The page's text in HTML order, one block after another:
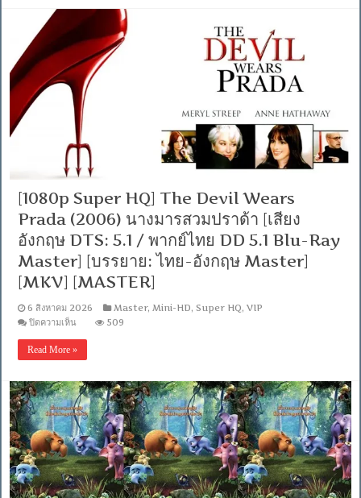
Devil
Wears
Prada
2
(2026)
นาง
มาร
สวม
ปราด้
า
2
[เสียง
อังกฤษ
DD+
/
พากย์
ไทย
DD+
Master
แท้.]
[บรรยาย:
ไทย-
อังกฤษ
[1080p Super HQ] The Devil Wears
Prada (2006) นางมารสวมปราด้า [เสียง
อังกฤษ DTS: 5.1 / พากย์ไทย DD 5.1 Blu-Ray
Master] [บรรยาย: ไทย-อังกฤษ Master]
[MKV] [MASTER]
6 สิงหาคม 2026 Master, Mini-HD,Super HQ,VIP
ปิดความเห็น
HQ]
Devil
Wears
Prada
(2006)
นาง
มาร
สวม
ปราด้
า
509
Read More »